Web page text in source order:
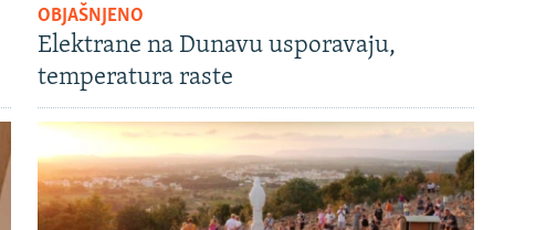
OBJAŠNJENO
Elektrane na Dunavu usporavaju,
temperatura raste